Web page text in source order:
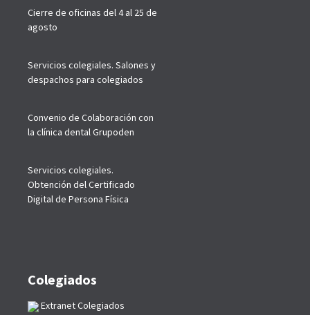
Cierre de oficinas del 4 al 25 de
agosto
Servicios colegiales. Salones y
despachos para colegiados
Convenio de Colaboración con
la clínica dental Grupoden
Servicios colegiales.
Obtención del Certificado
Digital de Persona Física
Colegiados
Extranet Colegiados